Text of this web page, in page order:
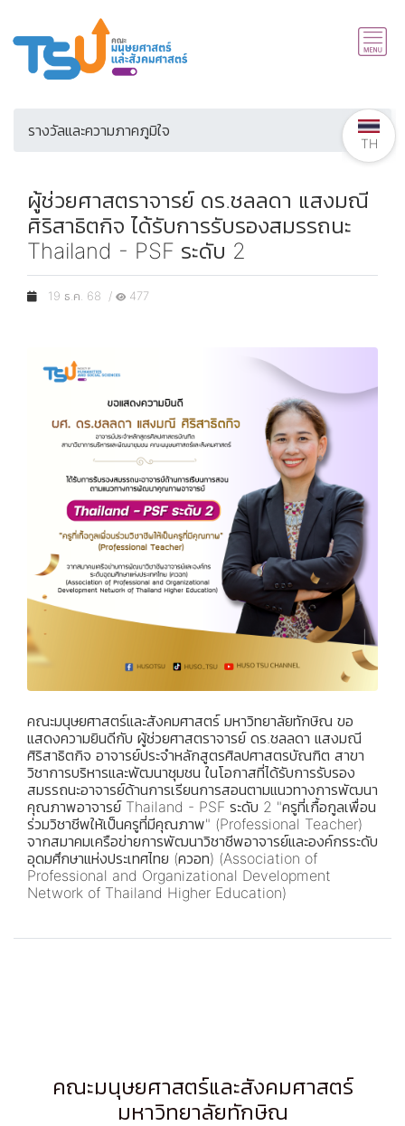
รางวัลและความภาคภูมิใจ
ผู้ช่วยศาสตราจารย์ ดร.ชลลดา แสงมณี
ศิริสาธิตกิจ ได้รับการรับรองสมรรถนะ
Thailand - PSF ระดับ 2
19 ธ.ค. 68 / 477
คณะมนุษยศาสตร์และสังคมศาสตร์ มหาวิทยาลัยทักษิณ ขอ
แสดงความยินดีกับ ผู้ช่วยศาสตราจารย์ ดร.ชลลดา แสงมณี
ศิริสาธิตกิจ อาจารย์ประจำหลักสูตรศิลปศาสตรบัณฑิต สาขา
วิชาการบริหารและพัฒนาชุมชน ในโอกาสที่ได้รับการรับรอง
สมรรถนะอาจารย์ด้านการเรียนการสอนตามแนวทางการพัฒนา
คุณภาพอาจารย์ Thailand - PSF ระดับ 2 "ครูที่เกื้อกูลเพื่อน
ร่วมวิชาชีพให้เป็นครูที่มีคุณภาพ" (Professional Teacher)
จากสมาคมเครือข่ายการพัฒนาวิชาชีพอาจารย์และองค์กรระดับ
อุดมศึกษาแห่งประเทศไทย (ควอท) (Association of
Professional and Organizational Development
Network of Thailand Higher Education)
คณะมนุษยศาสตร์และสังคมศาสตร์
มหาวิทยาลัยทักษิณ
TH